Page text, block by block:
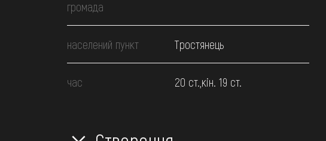
громада
населений пункт Тростянець
час 20 ст.,кін. 19 ст.